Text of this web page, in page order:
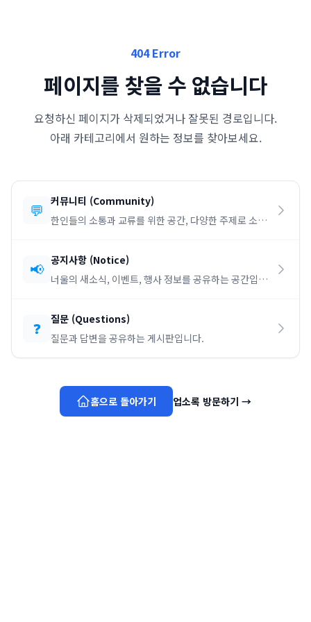
404 Error
페이지를 찾을 수 없습니다
요청하신 페이지가 삭제되었거나 잘못된 경로입니다.
아래 카테고리에서 원하는 정보를 찾아보세요.
💬 커뮤니티 (Community)
한인들의 소통과 교류를 위한 공간, 다양한 주제로 소통
📢 공지사항 (Notice)
너울의 새소식, 이벤트, 행사 정보를 공유하는 공간입니
❓ 질문 (Questions)
질문과 답변을 공유하는 게시판입니다.
홈으로 돌아가기 업소록 방문하기 →